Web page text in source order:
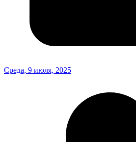
Среда, 9 июля, 2025